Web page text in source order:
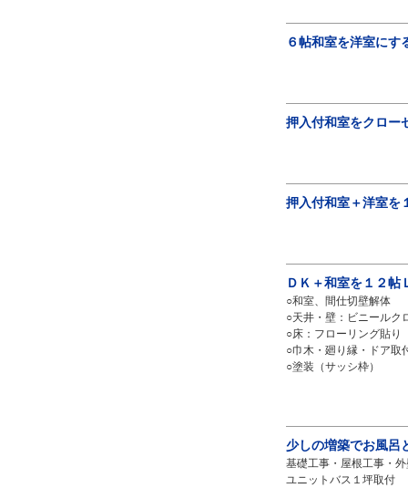
６帖和室を洋室に
押入付和室をクロー
押入付和室＋洋室を
ＤＫ＋和室を１２帖
○和室、間仕切壁解体
○天井・壁：ビニールク
○床：フローリング貼り
○巾木・廻り縁・ドア取
○塗装（サッシ枠）
少しの増築でお風呂
基礎工事・屋根工事・
ユニットバス１坪取付